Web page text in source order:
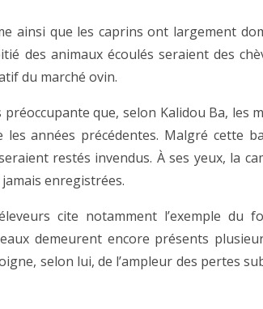
ainsi que les caprins ont largement
des animaux écoulés seraient des
du marché ovin.
que, selon Kalidou Ba, les
années précédentes. Malgré cette
restés invendus. À ses yeux, la
enregistrées.
cite notamment l’exemple du
demeurent encore présents
selon lui, de l’ampleur des pertes